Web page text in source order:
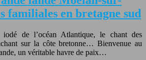
familiales en bretagne sud
de l’océan Atlantique, le chant des
sur la côte bretonne… Bienvenue au
un véritable havre de paix…